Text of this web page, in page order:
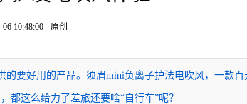
06 10:48:00 原创
要好用的产品。须眉mini负离子护法电吹风，一款百
都这么给力了差旅还要啥“自行车”呢？